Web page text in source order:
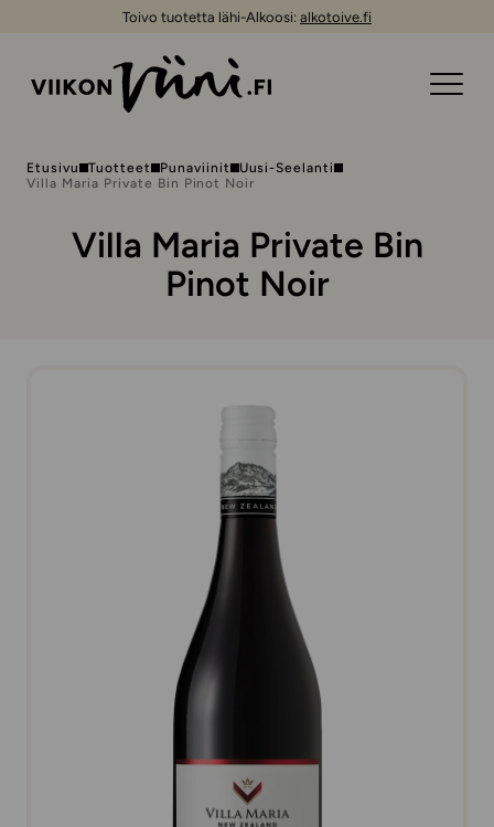
Toivo tuotetta lähi-Alkoosi: alkotoive.fi
Etusivu Tuotteet Punaviinit
Uusi-Seelanti
Villa Maria Private Bin Pinot Noir
Villa Maria Private Bin
Pinot Noir